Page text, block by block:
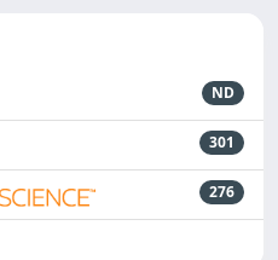
ND
301
276